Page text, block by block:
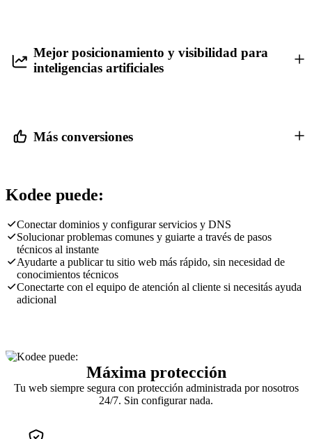
Mejor posicionamiento y visibilidad para
inteligencias artificiales
Más conversiones
Kodee puede:
Conectar dominios y configurar servicios y DNS
Solucionar problemas comunes y guiarte a través de pasos
técnicos al instante
Ayudarte a publicar tu sitio web más rápido, sin necesidad de
conocimientos técnicos
Conectarte con el equipo de atención al cliente si necesitás ayuda
adicional
Máxima protección
Tu web siempre segura con protección administrada por nosotros
24/7. Sin configurar nada.